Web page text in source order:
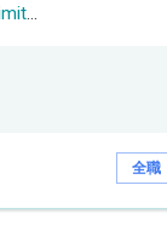
The Repulse Bay Company, Limited
全職